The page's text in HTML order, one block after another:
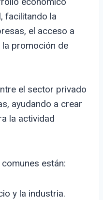
facilitando la
el acceso a
promoción de
el sector privado
ayudando a crear
la actividad
están:
y la industria.